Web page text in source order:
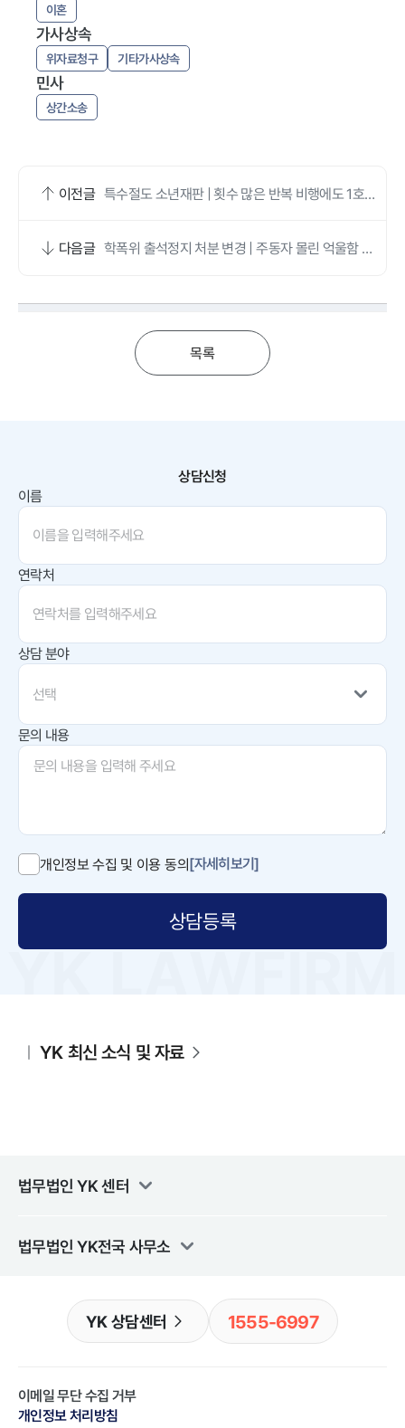
이혼
가사상속
위자료청구 기타가사상속
민사
상간소송
이전글 특수절도 소년재판 | 횟수 많은 반복 비행에도 1호·2
다음글 학폭위 출석정지 처분 변경 | 주동자 몰린 억울함 행
목록
상담신청
이름
연락처
상담 분야
선택
문의 내용
개인정보 수집 및 이용 동의[자세히보기]
상담등록
YK 최신 소식 및 자료
법무법인 YK센터
법무법인 YK전국 사무소
YK 상담센터 1555-6997
이메일 무단 수집 거부
개인정보 처리방침